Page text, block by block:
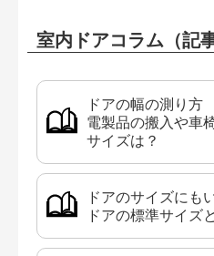
室内ドアコラム（記事
ドアの幅の測り
電製品の搬入や車
サイズは？
ドアのサイズにも
ドアの標準サイズ